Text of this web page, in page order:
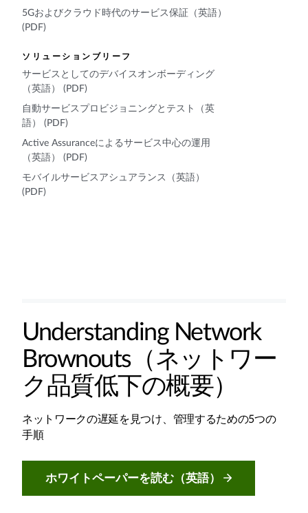
5Gおよびクラウド時代のサービス保証（英語）
(PDF)
ソリューションブリーフ
サービスとしてのデバイスオンボーディング
（英語） (PDF)
自動サービスプロビジョニングとテスト（英
語） (PDF)
Active Assuranceによるサービス中心の運用
（英語） (PDF)
モバイルサービスアシュアランス（英語）
(PDF)
Understanding Network
Brownouts（ネットワー
ク品質低下の概要）
ネットワークの遅延を見つけ、管理するための5つの
手順
ホワイトペーパーを読む（英語）